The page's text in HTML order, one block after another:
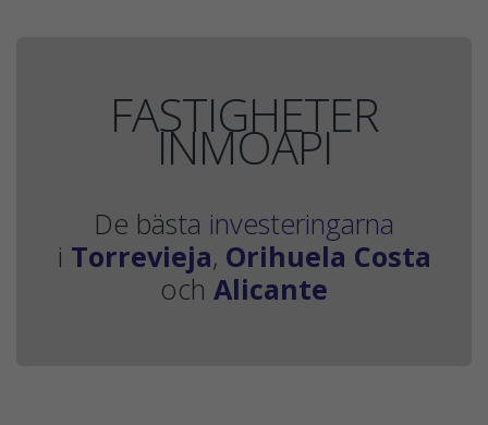
FASTIGHETER
INMOAPI
De bästa investeringarna
i Torrevieja, Orihuela Costa
och Alicante